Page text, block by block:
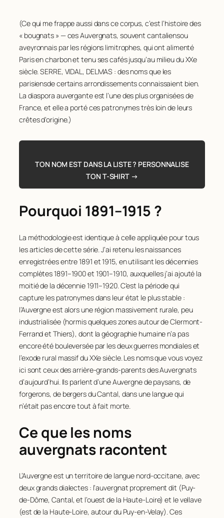
(Ce qui me frappe aussi dans ce corpus, c’est l’histoire des
« bougnats » — ces Auvergnats, souvent cantaliensou
aveyronnais par les régions limitrophes, qui ont alimenté
Paris en charbon et tenu ses cafés jusqu’au milieu du XXe
siècle. SERRE, VIDAL, DELMAS : des noms que les
parisiensde certains arrondissements connaissaient bien.
La diaspora auvergante est l’une des plus organisées de
France, et elle a porté ces patronymes très loin de leurs
crêtes d’origine.)
TON NOM EST DANS LA LISTE ? PERSONNALISE
TON T-SHIRT →
Pourquoi 1891–1915 ?
La méthodologie est identique à celle appliquée pour tous
les articles de cette série. J’ai retenu les naissances
enregistrées entre 1891 et 1915, en utilisant les décennies
complètes 1891–1900 et 1901–1910, auxquelles j’ai ajouté la
moitié de la décennie 1911–1920. C’est la période qui
capture les patronymes dans leur état le plus stable :
l’Auvergne est alors une région massivement rurale, peu
industrialisée (hormis quelques zones autour de Clermont-
Ferrand et Thiers), dont la géographie humaine n’a pas
encore été bouleversée par les deux guerres mondiales et
l’exode rural massif du XXe siècle. Les noms que vous voyez
ici sont ceux des arrière-grands-parents des Auvergnats
d’aujourd’hui. Ils parlent d’une Auvergne de paysans, de
forgerons, de bergers du Cantal, dans une langue qui
n’était pas encore tout à fait morte.
Ce que les noms
auvergnats racontent
L’Auvergne est un territoire de langue nord-occitane, avec
deux grands dialectes : l’auvergnat proprement dit (Puy-
de-Dôme, Cantal, et l’ouest de la Haute-Loire) et le vellave
(est de la Haute-Loire, autour du Puy-en-Velay). Ces